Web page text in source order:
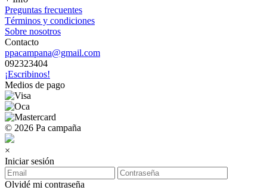
Preguntas frecuentes
Términos y condiciones
Sobre nosotros
Contacto
ppacampana@gmail.com
092323404
¡Escribinos!
Medios de pago
© 2026 Pa campaña
×
Iniciar sesión
Olvidé mi contraseña